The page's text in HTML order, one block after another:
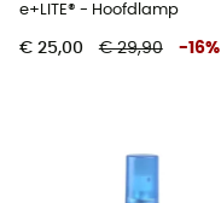
e+LITE® - Hoofdlamp
€ 25,00 € 29,90 -16%